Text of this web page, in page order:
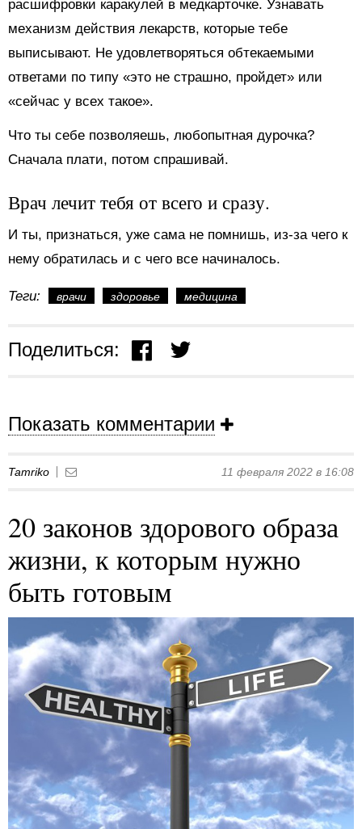
расшифровки каракулей в медкарточке. Узнавать
механизм действия лекарств, которые тебе
выписывают. Не удовлетворяться обтекаемыми
ответами по типу «это не страшно, пройдет» или
«сейчас у всех такое».
Что ты себе позволяешь, любопытная дурочка?
Сначала плати, потом спрашивай.
Врач лечит тебя от всего и сразу.
И ты, признаться, уже сама не помнишь, из-за чего к
нему обратилась и с чего все начиналось.
Теги: врачи здоровье медицина
Поделиться:
Показать комментарии
Tamriko 11 февраля 2022 в 16:08
20 законов здорового образа
жизни, к которым нужно
быть готовым